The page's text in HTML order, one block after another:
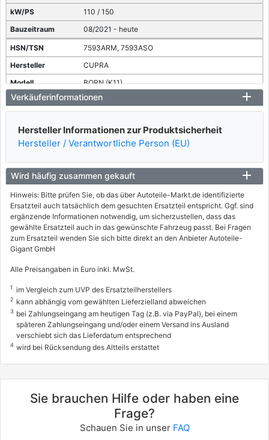
110 / 150
08/2021 - heute
7593ARM, 7593ASO
CUPRA
BORN (K11)
58
08/2021 - heute
CUPRA
58 e-boost
170 / 231
08/2021 - heute
BORN (K11)
77 e-boost
170 / 231
08/2021 - heute
0603CKV
VW
ID.3 (E11, E12)
150 / 204
Verkäuferinformationen
Hersteller Informationen zur Produktsicherheit
Hersteller / Verantwortliche Person (EU)
Wird häufig zusammen gekauft
Hinweis: Bitte prüfen Sie, ob das über Autoteile-Markt.de identifizierte
Ersatzteil auch tatsächlich dem gesuchten Ersatzteil entspricht. Ggf. sind
ergänzende Informationen notwendig, um sicherzustellen, dass das
gewählte Ersatzteil auch in das gewünschte Fahrzeug passt. Bei Fragen
zum Ersatzteil wenden Sie sich bitte direkt an den Anbieter Autoteile-
Gigant GmbH
Alle Preisangaben in Euro inkl. MwSt.
1 im Vergleich zum UVP des Ersatzteilherstellers
2 kann abhängig vom gewählten Lieferzielland abweichen
3 bei Zahlungseingang am heutigen Tag (z.B. via PayPal), bei einem
späteren Zahlungseingang und/oder einem Versand ins Ausland
verschiebt sich das Lieferdatum entsprechend
4 wird bei Rücksendung des Altteils erstattet
Sie brauchen Hilfe oder haben eine
Frage?
Schauen Sie in unser FAQ